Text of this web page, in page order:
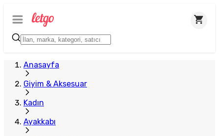
Anasayfa
Giyim & Aksesuar
Kadın
Ayakkabı